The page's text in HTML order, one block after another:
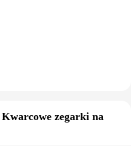
Kwarcowe zegarki na